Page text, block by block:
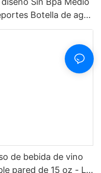
Botella de agua
con
de bebida de vino
pared de 15 oz - La